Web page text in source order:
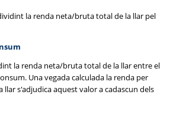
la renda neta/bruta total de la llar pel
la renda neta/bruta total de la llar entre el
Una vegada calculada la renda per
llar s'adjudica aquest valor a cadascun dels